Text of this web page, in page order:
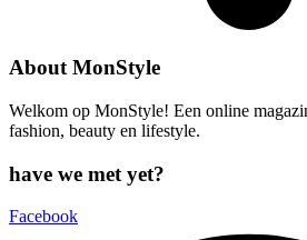
About MonStyle
Welkom op MonStyle! Een online
fashion, beauty en lifestyle.
have we met yet?
Facebook